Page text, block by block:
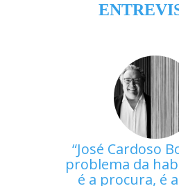
José Cardoso
problema da
é a procura, é